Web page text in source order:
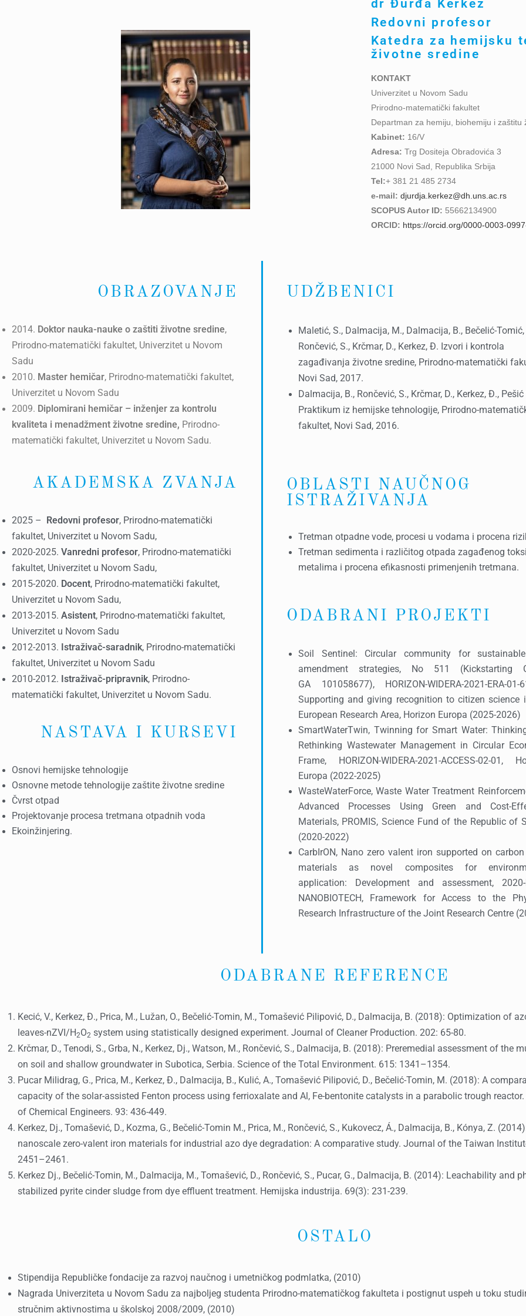
dr Đurđa Kerkez
Redovni profesor
Katedra za hemijsku
životne sredine
KONTAKT
Univerzitet u Novom Sadu
Prirodno-matematički fakultet
Departman za hemiju, biohemiju i zaštitu
Kabinet: 16/V
Adresa: Trg Dositeja Obradovića 3
21000 Novi Sad, Republika Srbija
Tel:+ 381 21 485 2734
e-mail: djurdja.kerkez@dh.uns.ac.rs
SCOPUS Autor ID: 55662134900
ORCID: https://orcid.org/0000-0003-
OBRAZOVANJE
2014. Doktor nauka-nauke o zaštiti životne sredine,
Prirodno-matematički fakultet, Univerzitet u Novom
Sadu
2010. Master hemičar, Prirodno-matematički fakultet,
Univerzitet u Novom Sadu
2009. Diplomirani hemičar – inženjer za kontrolu
kvaliteta i menadžment životne sredine, Prirodno-
matematički fakultet, Univerzitet u Novom Sadu.
AKADEMSKA ZVANJA
2025 – Redovni profesor, Prirodno-matematički
fakultet, Univerzitet u Novom Sadu,
2020-2025. Vanredni profesor, Prirodno-matematički
fakultet, Univerzitet u Novom Sadu,
2015-2020. Docent, Prirodno-matematički fakultet,
Univerzitet u Novom Sadu,
2013-2015. Asistent, Prirodno-matematički fakultet,
Univerzitet u Novom Sadu
2012-2013. Istraživač-saradnik, Prirodno-matematički
fakultet, Univerzitet u Novom Sadu
2010-2012. Istraživač-pripravnik, Prirodno-
matematički fakultet, Univerzitet u Novom Sadu.
NASTAVA I KURSEVI
Osnovi hemijske tehnologije
Osnovne metode tehnologije zaštite životne sredine
Čvrst otpad
Projektovanje procesa tretmana otpadnih voda
Ekoinžinjering.
UDŽBENICI
Maletić, S., Dalmacija, M., Dalmacija, B., Bečelić-Tomić,
Rončević, S., Krčmar, D., Kerkez, Đ. Izvori i kontrola
zagađivanja životne sredine, Prirodno-matematički
Novi Sad, 2017.
Dalmacija, B., Rončević, S., Krčmar, D., Kerkez, Đ., Pešić
Praktikum iz hemijske tehnologije, Prirodno-
fakultet, Novi Sad, 2016.
OBLASTI NAUČNOG
ISTRAŽIVANJA
Tretman otpadne vode, procesi u vodama i procena
Tretman sedimenta i različitog otpada zagađenog
metalima i procena efikasnosti primenjenih tretmana.
ODABRANI PROJEKTI
Soil Sentinel: Circular community for
amendment strategies, No 511 (Kickstarting
GA 101058677), HORIZON-WIDERA-2021-ERA-
Supporting and giving recognition to citizen science
European Research Area, Horizon Europa (2025-2026)
SmartWaterTwin, Twinning for Smart Water:
Rethinking Wastewater Management in Circular
Frame, HORIZON-WIDERA-2021-ACCESS-02-01,
Europa (2022-2025)
WasteWaterForce, Waste Water Treatment
Advanced Processes Using Green and Cost-
Materials, PROMIS, Science Fund of the Republic of
(2020-2022)
CarbIrON, Nano zero valent iron supported on
materials as novel composites for
application: Development and assessment, 2020-
NANOBIOTECH, Framework for Access to the
Research Infrastructure of the Joint Research Centre
ODABRANE REFERENCE
Kecić, V., Kerkez, Đ., Prica, M., Lužan, O., Bečelić-Tomin, M., Tomašević Pilipović, D., Dalmacija, B. (2018): Optimization of
leaves-nZVI/H2O2 system using statistically designed experiment. Journal of Cleaner Production. 202: 65-80.
Krčmar, D., Tenodi, S., Grba, N., Kerkez, Dj., Watson, M., Rončević, S., Dalmacija, B. (2018): Preremedial assessment of
on soil and shallow groundwater in Subotica, Serbia. Science of the Total Environment. 615: 1341–1354.
Pucar Milidrag, G., Prica, M., Kerkez, Đ., Dalmacija, B., Kulić, A., Tomašević Pilipović, D., Bečelić-Tomin, M. (2018): A
capacity of the solar-assisted Fenton process using ferrioxalate and Al, Fe-bentonite catalysts in a parabolic trough
of Chemical Engineers. 93: 436-449.
Kerkez, Dj., Tomašević, D., Kozma, G., Bečelić-Tomin M., Prica, M., Rončević, S., Kukovecz, Á., Dalmacija, B., Kónya, Z.
nanoscale zero-valent iron materials for industrial azo dye degradation: A comparative study. Journal of the Taiwan
2451–2461.
Kerkez Dj., Bečelić-Tomin, M., Dalmacija, M., Tomašević, D., Rončević, S., Pucar, G., Dalmacija, B. (2014): Leachability and
stabilized pyrite cinder sludge from dye effluent treatment. Hemijska industrija. 69(3): 231-239.
OSTALO
Stipendija Republičke fondacije za razvoj naučnog i umetničkog podmlatka, (2010)
Nagrada Univerziteta u Novom Sadu za najboljeg studenta Prirodno-matematičkog fakulteta i postignut uspeh u toku
stručnim aktivnostima u školskoj 2008/2009, (2010)